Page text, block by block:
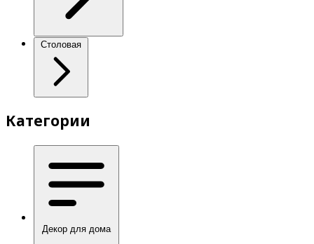
Столовая
Категории
Декор для дома